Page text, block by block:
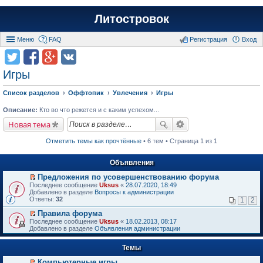
Литостровок
Меню FAQ Вход
Регистрация
Игры
Список разделов Оффтопик Увлечения Игры
Описание: Кто во что режется и с каким успехом...
Новая тема
Отметить темы как прочтённые • 6 тем • Страница 1 из 1
Объявления
П
е
р
й
т
и
к
п
в
Предложения по усовершенствованию форума
Последнее сообщение Uksus « 28.07.2020, 18:49
Добавлено в разделе Вопросы к администрации
Ответы: 32 1 2
П
е
р
е
т
и
Правила форума
Последнее сообщение Uksus « 18.02.2013, 08:17
Добавлено в разделе Объявления администрации
Темы